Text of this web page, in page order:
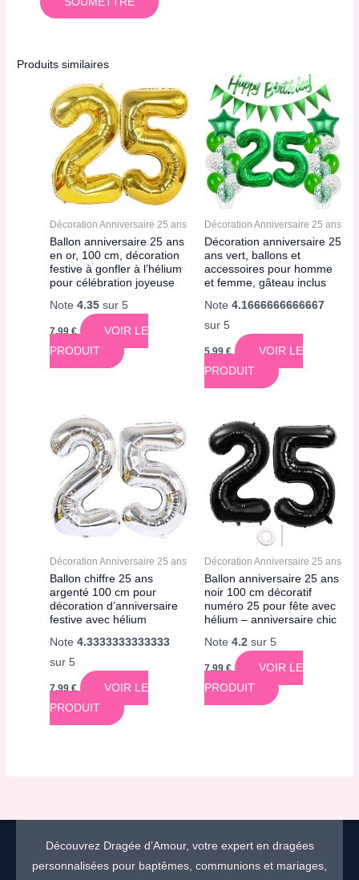
Produits similaires
Décoration Anniversaire 25 ans
Ballon anniversaire 25 ans
en or, 100 cm, décoration
festive à gonfler à l’hélium
pour célébration joyeuse
Note4.35 sur 5
7,99€
VOIR LE
PRODUIT
Décoration Anniversaire 25 ans
Décoration anniversaire 25
ans vert, ballons et
accessoires pour homme
et femme, gâteau inclus
Note 4.1666666666667
sur 5
5,99 €
VOIR LE
PRODUIT
Décoration Anniversaire 25 ans
Ballon chiffre 25 ans
argenté 100 cm pour
décoration d’anniversaire
festive avec hélium
Note4.3333333333333
sur 5
7,99€
VOIR LE
PRODUIT
Décoration Anniversaire 25 ans
Ballon anniversaire 25 ans
noir 100 cm décoratif
numéro 25 pour fête avec
hélium – anniversaire chic
Note 4.2sur 5
7,99 €
VOIR LE
PRODUIT
Découvrez Dragée d’Amour, votre expert en dragées
personnalisées pour baptêmes, communions et mariages,